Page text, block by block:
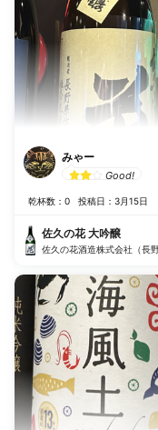
みゃー
Good!
乾杯数：0 投稿日：3月15日
佐久の花 大吟醸
佐久の花酒造株式会社（長野